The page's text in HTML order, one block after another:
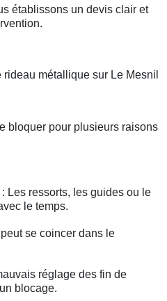
établissons un devis clair et
métallique sur Le Mesnil
bloquer pour plusieurs raisons
Les ressorts, les guides ou le
le temps.
se coincer dans le
réglage des fin de
blocage.